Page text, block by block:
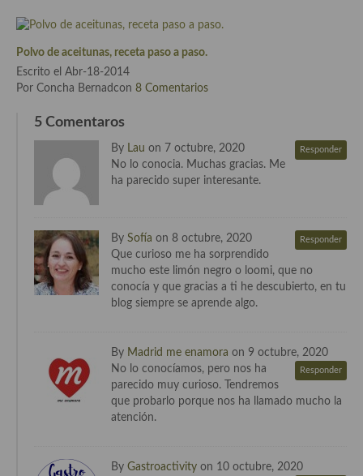
Polvo de aceitunas, receta paso a paso.
Escrito el Abr-18-2014
Por Concha Bernadcon 8 Comentarios
5 Comentaros
By Lau on 7 octubre, 2020 Responder
No lo conocia. Muchas gracias. Me
ha parecido super interesante.
By Sofía on 8 octubre, 2020 Responder
Que curioso me ha sorprendido
mucho este limón negro o loomi, que no
conocía y que gracias a ti he descubierto, en tu
blog siempre se aprende algo.
By Madrid me enamora on 9 octubre, 2020
Responder
No lo conocíamos, pero nos ha
parecido muy curioso. Tendremos
que probarlo porque nos ha llamado mucho la
atención.
By Gastroactivity on 10 octubre, 2020